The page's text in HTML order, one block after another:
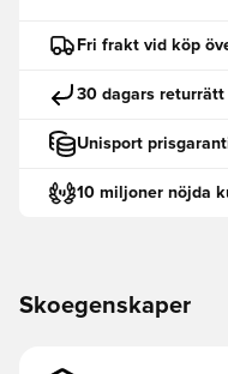
Fri frakt vid köp
30 dagars returrätt
Unisport
10 miljoner nöjda
Skoegenskaper